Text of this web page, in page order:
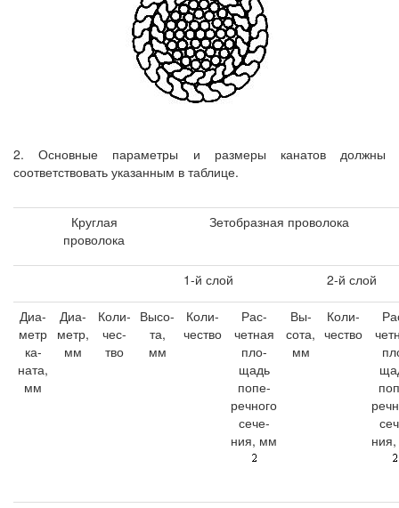
2. Основные параметры и размеры канатов должны
соответствовать указанным в таблице.
Круглая
проволока
Зетобразная проволока
1-й слой 2-й слой
Диа-
метр
ка-
ната,
мм
Диа-
метр,
мм
Коли-
чес-
тво
Высо-
та,
мм
Коли-
чество
Рас-
четная
пло-
щадь
попе-
речного
сече-
ния, мм
Вы-
сота,
мм
Коли-
чество